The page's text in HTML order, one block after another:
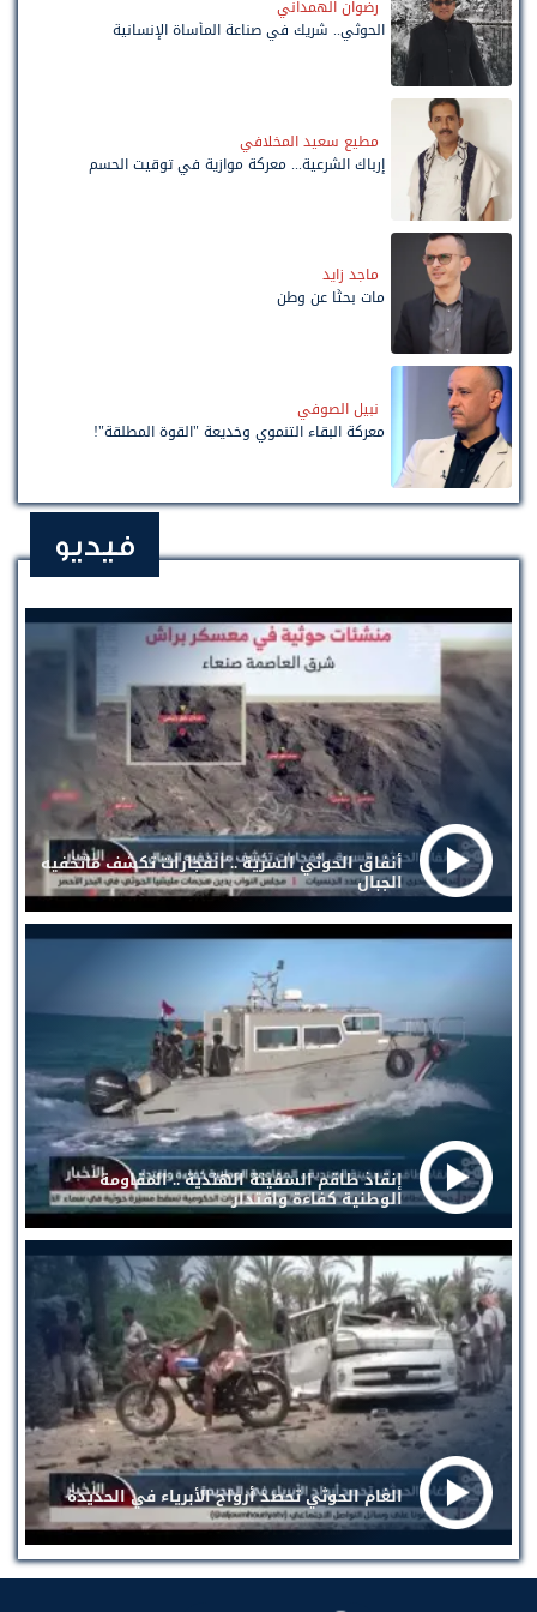
رضوان الهمداني
الحوثي.. شريك في صناعة المأساة الإنسانية
مطيع سعيد المخلافي
إرباك الشرعية... معركة موازية في توقيت الحسم
ماجد زايد
مات بحثًا عن وطن
نبيل الصوفي
معركة البقاء التنموي وخديعة "القوة المطلقة"!
فيديو
أنفاق الحوثي السرية .. انفجارات تكشف ماتخفيه
الجبال
إنقاذ طاقم السفينة الهندية .. المقاومة
الوطنية كفاءة واقتدار
الغام الحوثي تحصد أرواح الأبرياء في الحديدة